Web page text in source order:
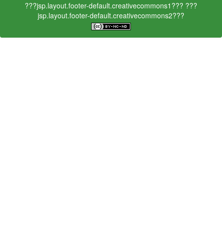
???jsp.layout.footer-default.creativecommons1??? ???
jsp.layout.footer-default.creativecommons2???